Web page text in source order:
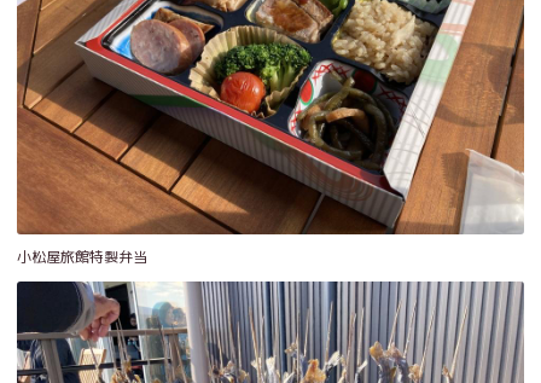
小松屋旅館特製弁当